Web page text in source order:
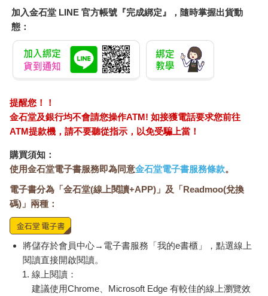
加入金石堂 LINE 官方帳號『完成綁定』，隨時掌握出貨動
態：
提醒您！！
金石堂及銀行均不會請您操作ATM! 如接獲電話要求您前往
ATM提款機，請不要聽從指示，以免受騙上當！
購買須知：
使用金石堂電子書服務即為同意金石堂電子書服務條款。
電子書分為「金石堂(線上閱讀+APP)」及「Readmoo(兌換
碼)」兩種：
將儲存於會員中心→電子書服務「我的e書櫃」，點選線上
閱讀直接開啟閱讀。
線上閱讀：
建議使用Chrome、Microsoft Edge 有較佳的線上瀏覽效